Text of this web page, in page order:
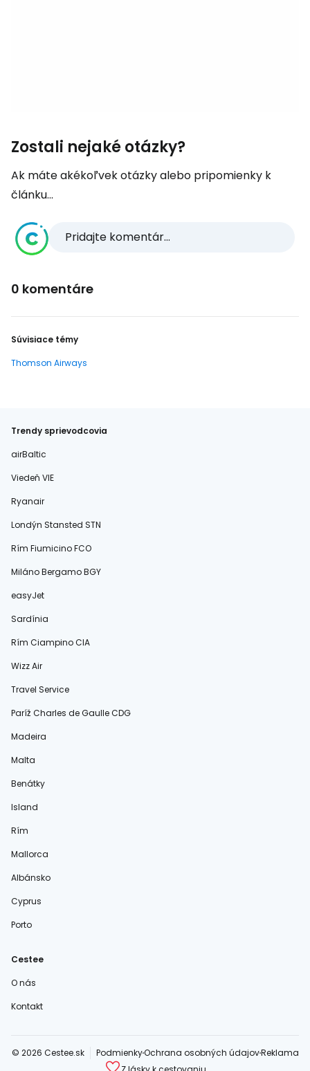
Zostali nejaké otázky?
Ak máte akékoľvek otázky alebo pripomienky k
článku...
Pridajte komentár...
0 komentáre
Súvisiace témy
Thomson Airways
Trendy sprievodcovia
airBaltic
Viedeň VIE
Ryanair
Londýn Stansted STN
Rím Fiumicino FCO
Miláno Bergamo BGY
easyJet
Sardínia
Rím Ciampino CIA
Wizz Air
Travel Service
Paríž Charles de Gaulle CDG
Madeira
Malta
Benátky
Island
Rím
Mallorca
Albánsko
Cyprus
Porto
Cestee
O nás
Kontakt
© 2026 Cestee.sk PodmienkyOchrana osobných údajovReklama